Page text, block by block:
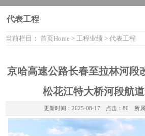
代表工程
当前栏目： 首页Home > 工程业绩> 代表工程
京哈高速公路长春至拉林河段
松花江特大桥河段航
更新时间： 2025-08-17 点击：80 所属